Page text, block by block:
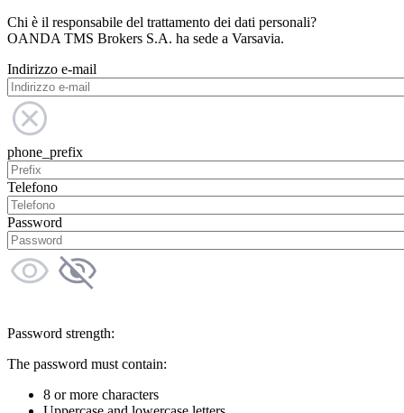
Chi è il responsabile del trattamento dei dati personali?
OANDA TMS Brokers S.A. ha sede a Varsavia.
Indirizzo e-mail
phone_prefix
Telefono
Password
Password strength:
The password must contain:
8 or more characters